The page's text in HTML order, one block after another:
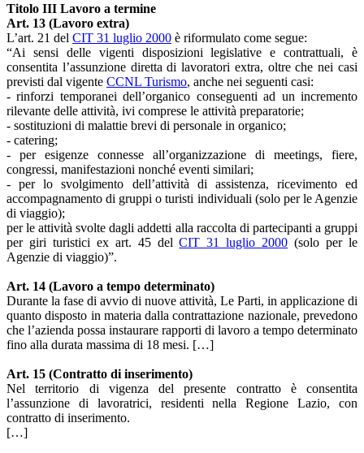
Titolo III Lavoro a termine
Art. 13 (Lavoro extra)
L’art. 21 del CIT 31 luglio 2000 è riformulato come segue:
“Ai sensi delle vigenti disposizioni legislative e contrattuali, è
consentita l’assunzione diretta di lavoratori extra, oltre che nei casi
previsti dal vigente CCNL Turismo, anche nei seguenti casi:
- rinforzi temporanei dell’organico conseguenti ad un incremento
rilevante delle attività, ivi comprese le attività preparatorie;
- sostituzioni di malattie brevi di personale in organico;
- catering;
- per esigenze connesse all’organizzazione di meetings, fiere,
congressi, manifestazioni nonché eventi similari;
- per lo svolgimento dell’attività di assistenza, ricevimento ed
accompagnamento di gruppi o turisti individuali (solo per le Agenzie
di viaggio);
per le attività svolte dagli addetti alla raccolta di partecipanti a gruppi
per giri turistici ex art. 45 delCIT 31 luglio 2000 (solo per le
Agenzie di viaggio)”.
Art. 14 (Lavoro a tempo determinato)
Durante la fase di avvio di nuove attività, Le Parti, in applicazione di
quanto disposto in materia dalla contrattazione nazionale, prevedono
che l’azienda possa instaurare rapporti di lavoro a tempo determinato
fino alla durata massima di 18 mesi. […]
Art. 15 (Contratto di inserimento)
Nel territorio di vigenza del presente contratto è consentita
l’assunzione di lavoratrici, residenti nella Regione Lazio, con
contratto di inserimento.
[…]